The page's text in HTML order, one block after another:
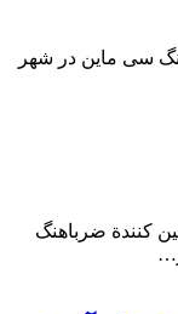
سی ماین در شهر
کنندة ضرباهنگ